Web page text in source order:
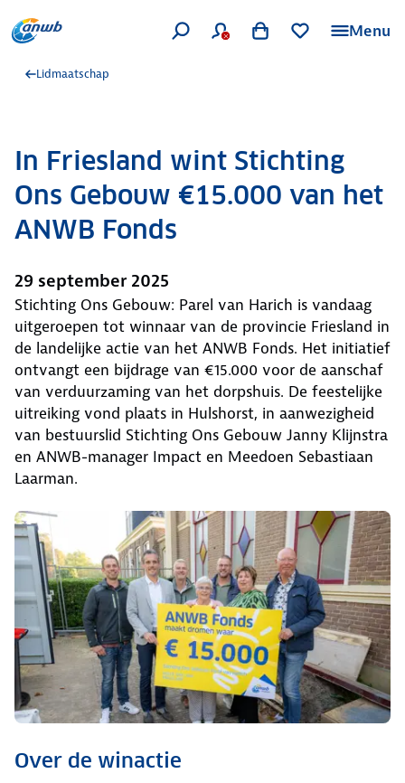
Menu
Lidmaatschap
In Friesland wint Stichting
Ons Gebouw €15.000 van het
ANWB Fonds
29 september 2025
Stichting Ons Gebouw: Parel van Harich is vandaag
uitgeroepen tot winnaar van de provincie Friesland in
de landelijke actie van het ANWB Fonds. Het initiatief
ontvangt een bijdrage van €15.000 voor de aanschaf
van verduurzaming van het dorpshuis. De feestelijke
uitreiking vond plaats in Hulshorst, in aanwezigheid
van bestuurslid Stichting Ons Gebouw Janny Klijnstra
en ANWB-manager Impact en Meedoen Sebastiaan
Laarman.
Over de winactie